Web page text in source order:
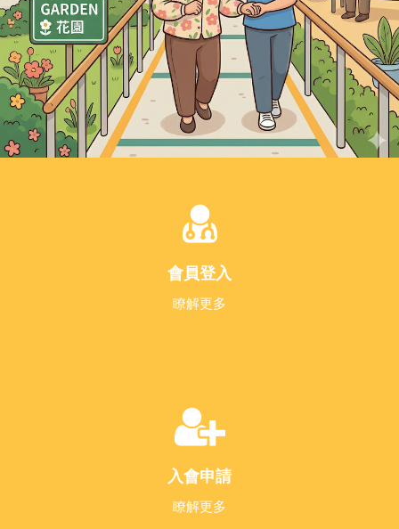
MORE
會員登入
瞭解更多
入會申請
瞭解更多